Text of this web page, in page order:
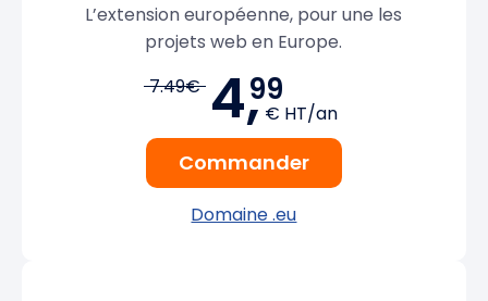
L’extension européenne, pour une les
projets web en Europe.
7.49€ 4,99
€ HT/an
Commander
Domaine .eu